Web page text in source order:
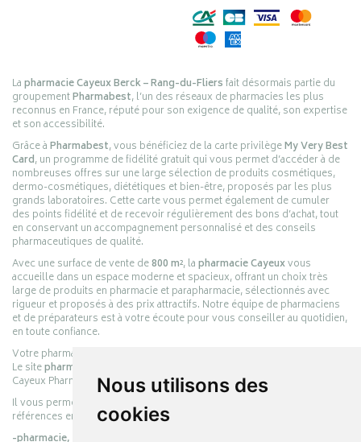
Nous utilisons des
cookies
Lapharmacie Cayeux Berck – Rang-du-Fliersfait désormais partie du
groupementPharmabest, l’un des réseaux de pharmacies les plus
reconnus en France, réputé pour son exigence de qualité, son expertise
et son accessibilité.
Grâce àPharmabest, vous bénéficiez de la carte privilègeMy Very Best
Card, un programme de fidélité gratuit qui vous permet d’accéder à de
nombreuses offres sur une large sélection de produits cosmétiques,
dermo-cosmétiques, diététiques et bien-être, proposés par les plus
grands laboratoires. Cette carte vous permet également de cumuler
des points fidélité et de recevoir régulièrement des bons d’achat, tout
en conservant un accompagnement personnalisé et des conseils
pharmaceutiques de qualité.
Avec une surface de vente de800 m², lapharmacie Cayeuxvous
accueille dans un espace moderne et spacieux, offrant un choix très
large de produits en pharmacie et parapharmacie, sélectionnés avec
rigueur et proposés à des prix attractifs. Notre équipe de pharmaciens
et de préparateurs est à votre écoute pour vous conseiller au quotidien,
en toute confiance.
Votre pharmacie en ligne :
Le sitepharmacie-cayeux.fr
Cayeux Pharmabest Berck-sur-Mer – Rang-du-Fliers.
Il vous permet de réaliser vos achats en ligne parmi des milliers de
références en :